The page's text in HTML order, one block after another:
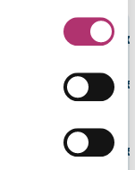
Looptijd
en
aantal